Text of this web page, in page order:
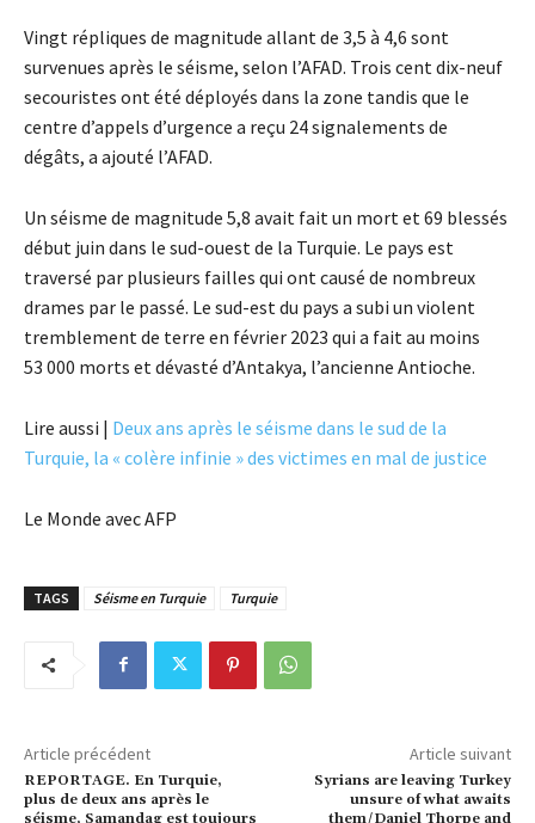
Vingt répliques de magnitude allant de 3,5 à 4,6 sont
survenues après le séisme, selon l’AFAD. Trois cent dix-neuf
secouristes ont été déployés dans la zone tandis que le
centre d’appels d’urgence a reçu 24 signalements de
dégâts, a ajouté l’AFAD.
Un séisme de magnitude 5,8 avait fait un mort et 69 blessés
début juin dans le sud-ouest de la Turquie. Le pays est
traversé par plusieurs failles qui ont causé de nombreux
drames par le passé. Le sud-est du pays a subi un violent
tremblement de terre en février 2023 qui a fait au moins
53 000 morts et dévasté d’Antakya, l’ancienne Antioche.
Lire aussi | Deux ans après le séisme dans le sud de la
Turquie, la « colère infinie » des victimes en mal de justice
Le Monde avec AFP
TAGS Séisme en Turquie Turquie
Article précédent
REPORTAGE. En Turquie,
plus de deux ans après le
séisme, Samandag est toujours
Article suivant
Syrians are leaving Turkey
unsure of what awaits
them/Daniel Thorpe and